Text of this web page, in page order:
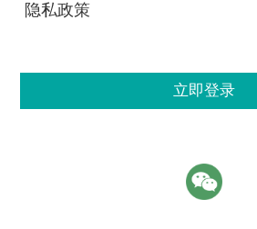
隐私政策
立即登录